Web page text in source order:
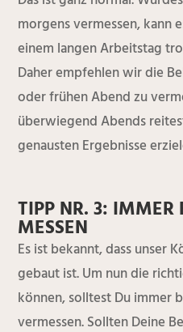
morgens vermessen, kann
einem langen Arbeitstag
Daher empfehlen wir die
oder frühen Abend zu
überwiegend Abends
genausten Ergebnisse
TIPP NR. 3: IMMER
MESSEN
Es ist bekannt, dass unser
gebaut ist. Um nun die
können, solltest Du immer
vermessen. Sollten Deine